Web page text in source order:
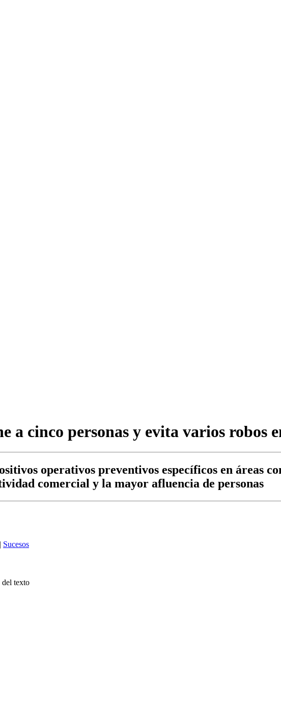
a cinco personas y evita varios robos
operativos preventivos específicos en áreas
comercial y la mayor afluencia de personas
| Sucesos